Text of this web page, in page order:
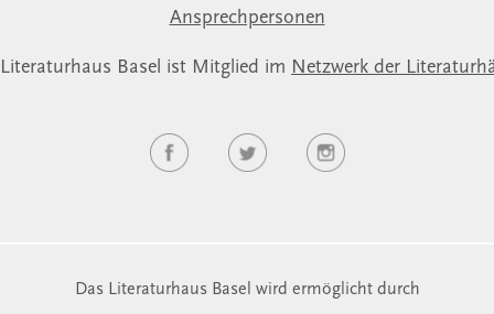
Ansprechpersonen
Basel ist Mitglied im Netzwerk der
Das Literaturhaus Basel wird ermöglicht durch